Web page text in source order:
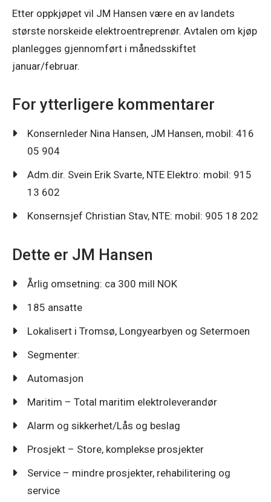
Etter oppkjøpet vil JM Hansen være en av landets
største norskeide elektroentreprenør. Avtalen om kjøp
planlegges gjennomført i månedsskiftet
For ytterligere kommentarer
Konsernleder Nina Hansen, JM Hansen, mobil: 416
05 904
Adm.dir. Svein Erik Svarte, NTE Elektro: mobil: 915
13 602
Konsernsjef Christian Stav, NTE: mobil: 905 18 202
Dette er JM Hansen
Årlig omsetning: ca 300 mill NOK
185 ansatte
Lokalisert i Tromsø, Longyearbyen og Setermoen
Segmenter:
Automasjon
Maritim – Total maritim elektroleverandør
Alarm og sikkerhet/Lås og beslag
Prosjekt – Store, komplekse prosjekter
Service – mindre prosjekter, rehabilitering og
service